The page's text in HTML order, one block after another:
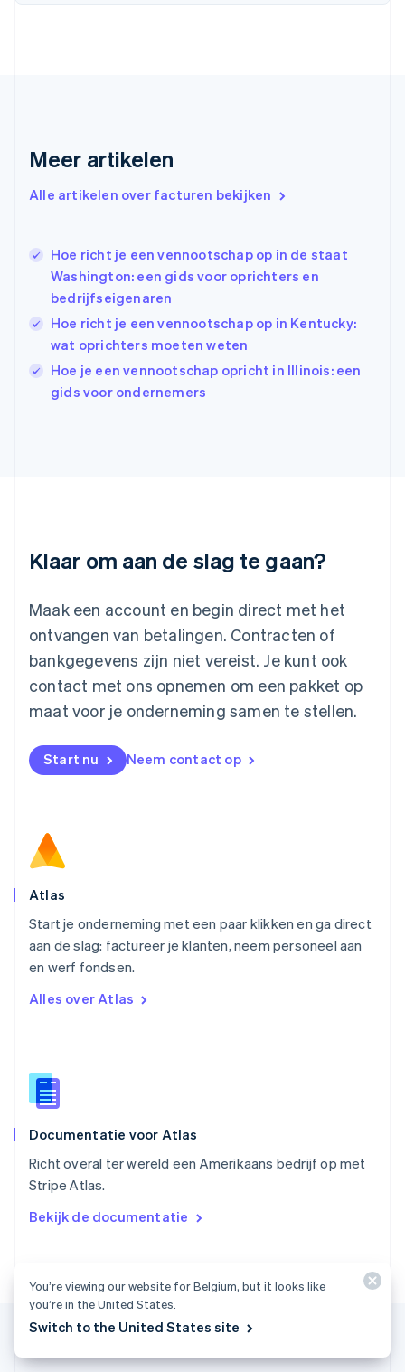
Meer artikelen
Alle artikelen over facturen bekijken
Hoe richt je een vennootschap op in de staat
Washington: een gids voor oprichters en
bedrijfseigenaren
Hoe richt je een vennootschap op in Kentucky:
wat oprichters moeten weten
Hoe je een vennootschap opricht in Illinois: een
gids voor ondernemers
Klaar om aan de slag te gaan?
Maak een account en begin direct met het
ontvangen van betalingen. Contracten of
bankgegevens zijn niet vereist. Je kunt ook
contact met ons opnemen om een pakket op
maat voor je onderneming samen te stellen.
Start nu Neem contact op
Atlas
Start je onderneming met een paar klikken en ga direct
aan de slag: factureer je klanten, neem personeel aan
en werf fondsen.
Alles over Atlas
Documentatie voor Atlas
Richt overal ter wereld een Amerikaans bedrijf op met
Stripe Atlas.
Bekijk de documentatie
English
English
English
Ierland
English
English
Italië
ItalianoEnglish
日本語English
Kroatië
FrançaisDeutschEnglish
English
Malta
English
Mexico
Nederland
NederlandsEnglish
English
Noorwegen
English
Portugal
Português
English
Singapore
English简体中文
EnglishItaliano
Español
Thailand
Tsjechië
Vasteland van China
简体中文English
English
Verenigde Staten
Español
SvenskaEnglish
You’re viewing our website for Belgium, but it looks like
you’re in the United States.
Switch to the United States site